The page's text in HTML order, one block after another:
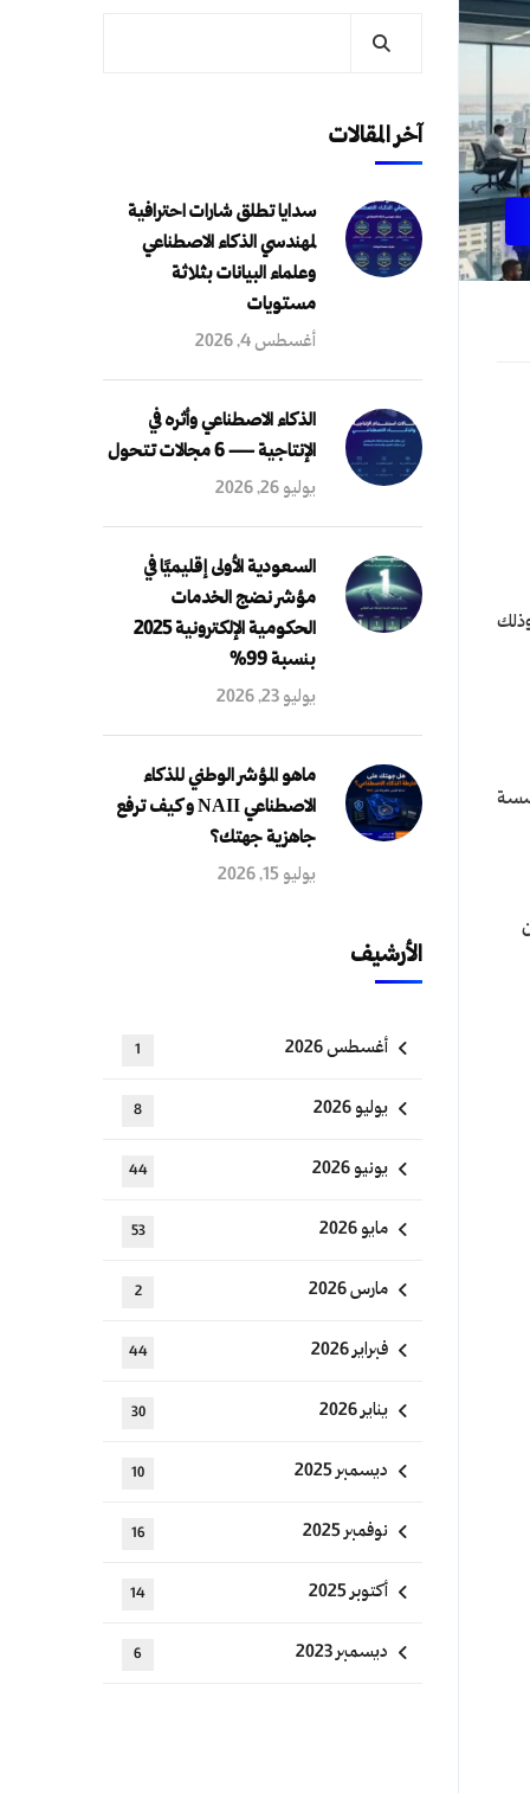
آخر المقالات
سدايا تطلق شارات احترافية
لمهندسي الذكاء الاصطناعي
وعلماء البيانات بثلاثة
مستويات
أغسطس 4, 2026
الذكاء الاصطناعي وأثره في
الإنتاجية — 6 مجالات تتحول
يوليو 26, 2026
السعودية الأولى إقليميًا في
مؤشر نضج الخدمات
الحكومية الإلكترونية 2025
بنسبة 99%
يوليو 23, 2026
ماهو المؤشر الوطني للذكاء
الاصطناعي NAII و كيف ترفع
جاهزية جهتك؟
يوليو 15, 2026
الأرشيف
أغسطس 2026 1
يوليو 2026 8
يونيو 2026 44
مايو 2026 53
مارس 2026 2
فبراير 2026 44
يناير 2026 30
ديسمبر 2025 10
نوفمبر 2025 16
أكتوبر 2025 14
ديسمبر 2023 6